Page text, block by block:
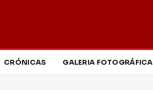
CRÓNICAS GALERIA FOTOGRÁFICA